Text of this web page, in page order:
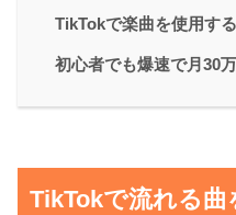
TikTokで楽曲を使用す
初心者でも爆速で月30
TikTokで流れる